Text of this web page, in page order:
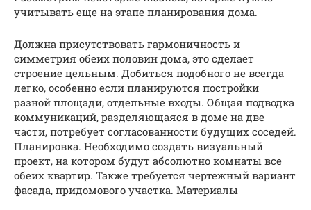
учитывать еще на этапе планирования дома.
Должна присутствовать гармоничность и
симметрия обеих половин дома, это сделает
строение цельным. Добиться подобного не всегда
легко, особенно если планируются постройки
разной площади, отдельные входы. Общая подводка
коммуникаций, разделяющаяся в доме на две
части, потребует согласованности будущих соседей.
Планировка. Необходимо создать визуальный
проект, на котором будут абсолютно комнаты все
обеих квартир. Также требуется чертежный вариант
фасада, придомового участка. Материалы